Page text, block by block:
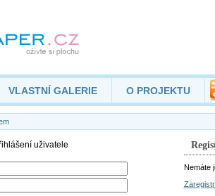
VLASTNÍ GALERIE O PROJEKTU
Nemáte